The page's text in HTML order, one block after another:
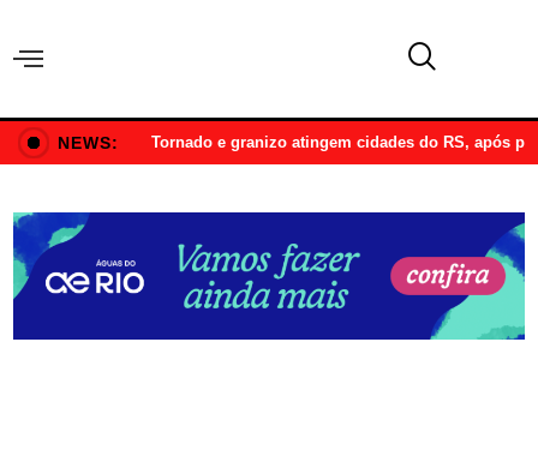
NEWS: Tornado e granizo atingem cidades do RS, após